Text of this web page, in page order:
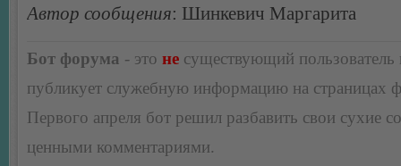
Автор сообщения: Шинкевич Маргарита
Бот форума - это не существующий пользователь
публикует служебную информацию на страницах
Первого апреля бот решил разбавить свои сухие
ценными комментариями.